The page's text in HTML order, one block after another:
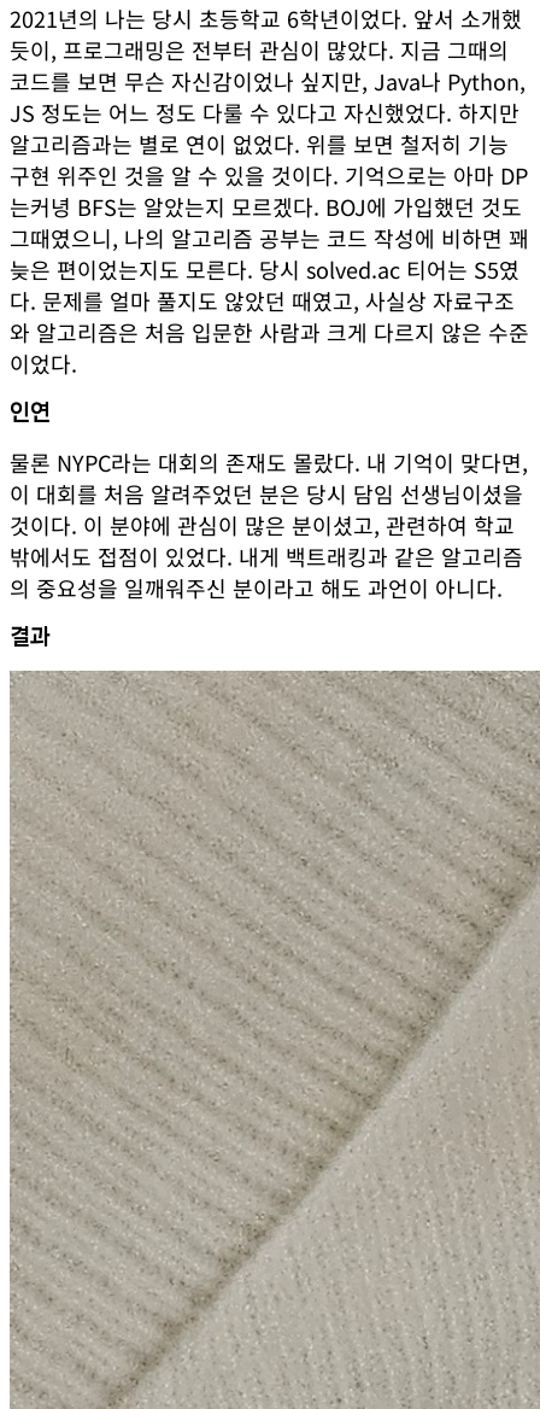
2021년의 나는 당시 초등학교 6학년이었다. 앞서 소개했
듯이, 프로그래밍은 전부터 관심이 많았다. 지금 그때의
코드를 보면 무슨 자신감이었나 싶지만, Java나 Python,
JS 정도는 어느 정도 다룰 수 있다고 자신했었다. 하지만
알고리즘과는 별로 연이 없었다. 위를 보면 철저히 기능
구현 위주인 것을 알 수 있을 것이다. 기억으로는 아마 DP
는커녕 BFS는 알았는지 모르겠다. BOJ에 가입했던 것도
그때였으니, 나의 알고리즘 공부는 코드 작성에 비하면 꽤
늦은 편이었는지도 모른다. 당시 solved.ac 티어는 S5였
다. 문제를 얼마 풀지도 않았던 때였고, 사실상 자료구조
와 알고리즘은 처음 입문한 사람과 크게 다르지 않은 수준
이었다.
인연
물론 NYPC라는 대회의 존재도 몰랐다. 내 기억이 맞다면,
이 대회를 처음 알려주었던 분은 당시 담임 선생님이셨을
것이다. 이 분야에 관심이 많은 분이셨고, 관련하여 학교
밖에서도 접점이 있었다. 내게 백트래킹과 같은 알고리즘
의 중요성을 일깨워주신 분이라고 해도 과언이 아니다.
결과